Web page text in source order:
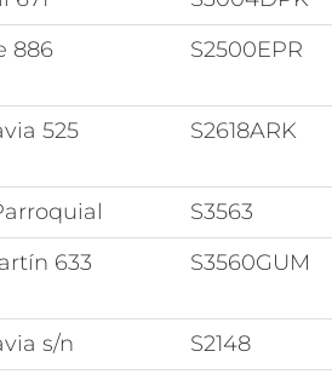
886 S2500EPR
525 S2618ARK
S3563
633 S3560GUM
s/n S2148